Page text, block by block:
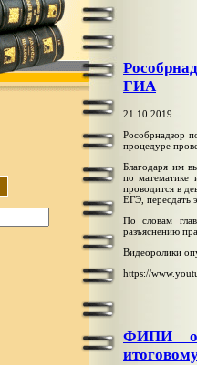
ГИА
21.10.2019
Рособрнадзор
процедуре
Благодаря им
по математике
проводится в
ЕГЭ, пересдать
По словам
разъяснению
Видеоролики
https://
ФИПИ